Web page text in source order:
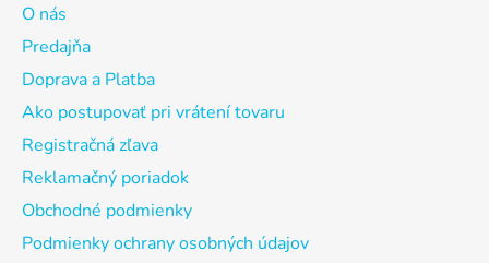
O nás
Predajňa
Doprava a Platba
Ako postupovať pri vrátení tovaru
Registračná zľava
Reklamačný poriadok
Obchodné podmienky
Podmienky ochrany osobných údajov